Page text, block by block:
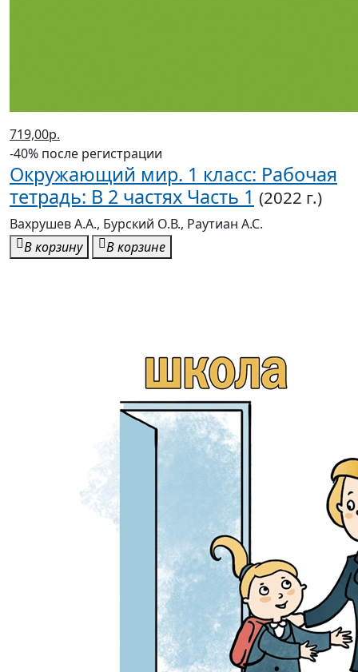
719,00р.
-40% после регистрации
Окружающий мир. 1 класс: Рабочая
тетрадь: В 2 частях Часть 1 (2022 г.)
Вахрушев А.А., Бурский О.В., Раутиан А.С.
В корзину
В корзине